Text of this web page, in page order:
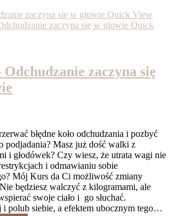
Quick View
Quick
zaczyna się
błędne koło odchudzania i pozbyć
podjadania? Masz już dość walki z
i głodówek? Czy wiesz, że utrata wagi nie
i odmawianiu sobie
Mój Kurs da Ci możliwość zmiany
będziesz walczyć z kilogramami, ale
swoje ciało i go słuchać.
i polub siebie, a efektem ubocznym tego…